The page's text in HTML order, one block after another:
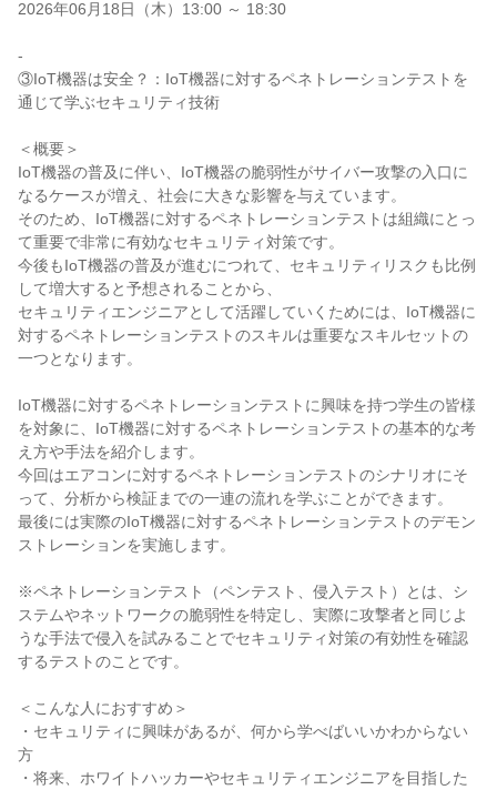
2026年06月18日（木）13:00 ～ 18:30
-
③IoT機器は安全？：IoT機器に対するペネトレーションテストを
通じて学ぶセキュリティ技術
＜概要＞
IoT機器の普及に伴い、IoT機器の脆弱性がサイバー攻撃の入口に
なるケースが増え、社会に大きな影響を与えています。
そのため、IoT機器に対するペネトレーションテストは組織にとっ
て重要で非常に有効なセキュリティ対策です。
今後もIoT機器の普及が進むにつれて、セキュリティリスクも比例
して増大すると予想されることから、
セキュリティエンジニアとして活躍していくためには、IoT機器に
対するペネトレーションテストのスキルは重要なスキルセットの
一つとなります。
IoT機器に対するペネトレーションテストに興味を持つ学生の皆様
を対象に、IoT機器に対するペネトレーションテストの基本的な考
え方や手法を紹介します。
今回はエアコンに対するペネトレーションテストのシナリオにそ
って、分析から検証までの一連の流れを学ぶことができます。
最後には実際のIoT機器に対するペネトレーションテストのデモン
ストレーションを実施します。
※ペネトレーションテスト（ペンテスト、侵入テスト）とは、シ
ステムやネットワークの脆弱性を特定し、実際に攻撃者と同じよ
うな手法で侵入を試みることでセキュリティ対策の有効性を確認
するテストのことです。
＜こんな人におすすめ＞
・セキュリティに興味があるが、何から学べばいいかわからない
方
・将来、ホワイトハッカーやセキュリティエンジニアを目指した